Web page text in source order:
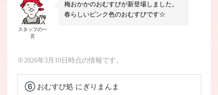
スタッフの一
言
梅おかかのおむすびが新登場しました。
春らしいピンク色のおむすびです☆
※2026年3月10日時点の情報です。